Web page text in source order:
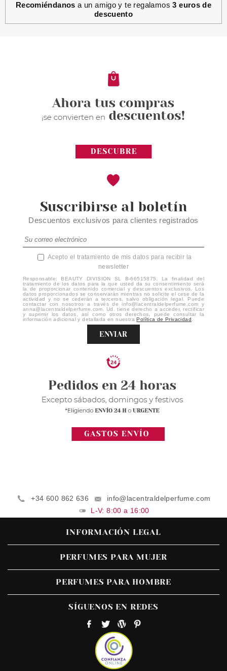
Recomiéndanos a un amigo y te regalamos3 euros de
descuento
Suscribirse al boletín
Descuentos exclusivos para clientes registrados
Acepto el tratamiento de mis datos para recibir la
newsletter
Responsable: BEAUTY DIVISION SL B-66515875. La finalidad del
tratamiento de los datos para la que usted da su consentimiento será
la de proporcionar contenido comercial y descuentos exclusivos. Los
datos proporcionados se conservarán mientras no solicite el cese de la
actividad y no se cederán a terceros, salvo obligación legal. Puede
contactar con nosotros a través de info@lacentraldelperfume.com y
anna@lacentraldelperfume.com. Ud. tiene derecho a acceder, rectificar
y suprimir los datos, así como otros derechos, puede consultar la
información adicional y detallada en nuestraPolítica de Privacidad
ENVIAR
+34 600 862 636
info@lacentraldelperfume.com
L-V: 8:00 a 16:00
INFORMACIÓN LEGAL
PERFUMES PARA MUJER
PERFUMES PARA HOMBRE
SÍGUENOS EN REDES